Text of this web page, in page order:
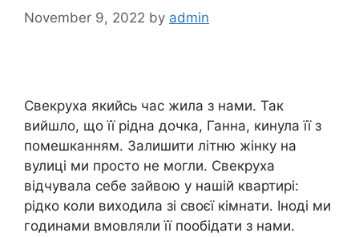
November 9, 2022 by admin
Свекруха якийсь час жила з нами. Так
вийшло, що її рідна дочка, Ганна, кинула її з
помешканням. Залишити літню жінку на
вулиці ми просто не могли. Свекруха
відчувала себе зайвою у нашій квартирі:
рідко коли виходила зі своєї кімнати. Іноді ми
годинами вмовляли її пообідати з нами.